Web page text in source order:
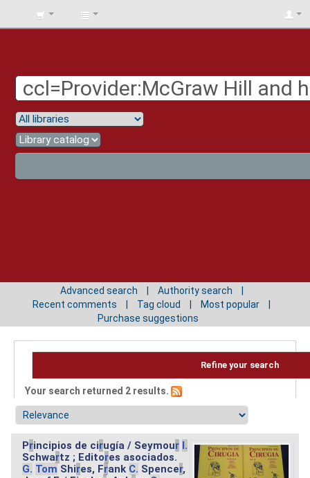
BIBLIOTECA
Advanced search
Authority search
Recent comments
Tag cloud
Most popular
Purchase suggestions
Refine your search
Your search returned 2 results.
Principios de cirugía / Seymour I.
Schwartz ; Editores asociados.
G. Tom Shires, Frank C. Spencer,